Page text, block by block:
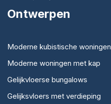
Ontwerpen
Moderne kubistische woningen
Moderne woningen met kap
Gelijkvloerse bungalows
Gelijksvloers met verdieping